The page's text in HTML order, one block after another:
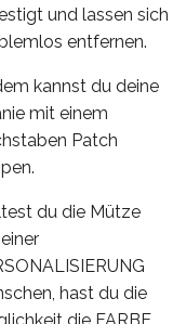
und lassen sich
entfernen.
kannst du deine
mit einem
Patch
du die Mütze
hast du die